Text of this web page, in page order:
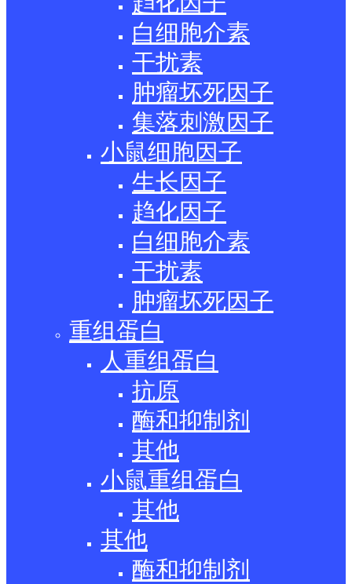
白细胞介素
干扰素
肿瘤坏死因子
集落刺激因子
小鼠细胞因子
生长因子
趋化因子
白细胞介素
干扰素
肿瘤坏死因子
重组蛋白
人重组蛋白
抗原
酶和抑制剂
其他
小鼠重组蛋白
其他
其他
酶和抑制剂